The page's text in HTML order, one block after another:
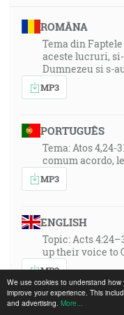
We use cookies to understand
improve your experience. This
and advertising. More...
ROMÂNA
Tema din
aceste lucruri,
Dumnezeu si s-
MP3
PORTUGUÊS
Tema: Atos 4,24-
comum acordo,
MP3
ENGLISH
Topic: Acts
up their voice to
MP3